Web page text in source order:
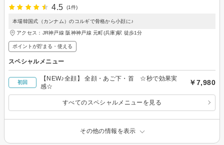
4.5
(1件)
本場韓国式（カンナム）のコルギで骨格から小顔に♪
アクセス：JR神戸線 阪神神戸線 元町(兵庫)駅 徒歩1分
ポイントが貯まる・使える
スペシャルメニュー
初回
【NEW♪全顔】 全顔・あご下・首 ☆秒で効果実
感☆
￥7,980
すべてのスペシャルメニューを見る
その他の情報を表示